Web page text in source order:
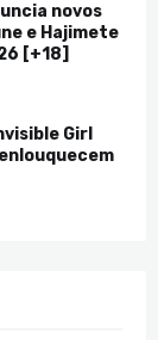
novos
e Hajimete
[+18]
Girl